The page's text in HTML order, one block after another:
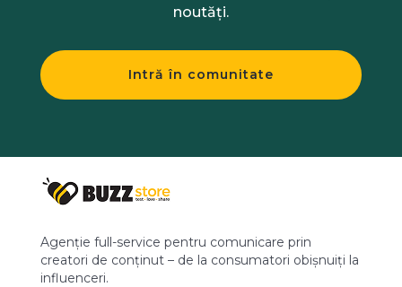
noutăți.
Intră în comunitate
Agenție full-service pentru comunicare prin
creatori de conținut – de la consumatori obișnuiți la
influenceri.